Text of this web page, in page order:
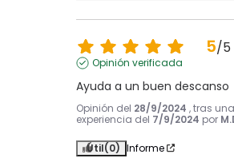
5/5
Opinión verificada
Ayuda a un buen descanso
Opinión del 28/9/2024 , tras una
experiencia del 7/9/2024 por
Útil(0) Informe